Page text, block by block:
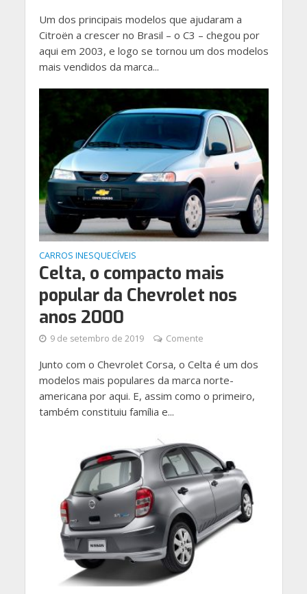
Um dos principais modelos que ajudaram a
Citroën a crescer no Brasil – o C3 – chegou por
aqui em 2003, e logo se tornou um dos modelos
mais vendidos da marca...
CARROS INESQUECÍVEIS
Celta, o compacto mais
popular da Chevrolet nos
anos 2000
9 de setembro de 2019 Comente
Junto com o Chevrolet Corsa, o Celta é um dos
modelos mais populares da marca norte-
americana por aqui. E, assim como o primeiro,
também constituiu família e...